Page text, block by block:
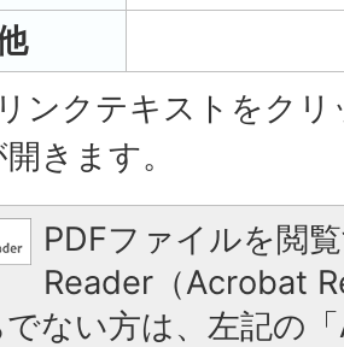
ンクテキストをク
きます。
PDFファイルを閲
Reader（Acrobat
ない方は、左記の